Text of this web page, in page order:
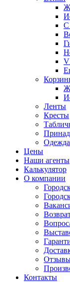
С
Ленты
Кресты
Одежда
Цены
Наши агенты
Калькулятор
О компании
Контакты